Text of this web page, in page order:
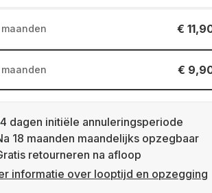
maanden €
maanden €
dagen initiële annuleringsperiode
18 maanden maandelijks opzegbaar
retourneren na afloop
informatie over looptijd en opzegging